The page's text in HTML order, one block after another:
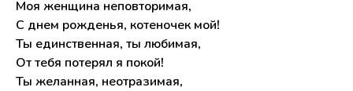
Моя женщина неповторимая,
С днем рожденья, котеночек мой!
Ты единственная, ты любимая,
От тебя потерял я покой!
Ты желанная, неотразимая,